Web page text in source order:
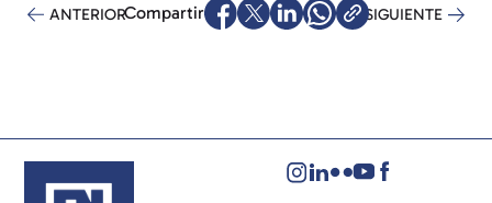
Compartir
ANTERIOR SIGUIENTE